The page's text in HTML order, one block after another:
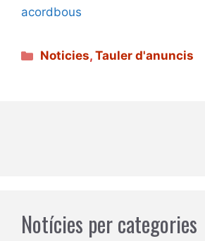
acordbous
Categories
Noticies,Tauler d'anuncis
Notícies per categories